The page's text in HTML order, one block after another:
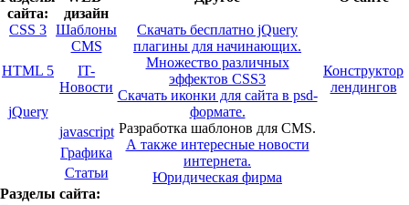
сайта:
дизайн
CSS 3 Шаблоны
CMS
Скачать бесплатно jQuery
плагины для начинающих.
Множество различных
эффектов CSS3
Скачать иконки для сайта в psd-
формате.
Разработка шаблонов для CMS.
А также интересные новости
интернета.
Юридическая фирма
HTML 5
IT-
Новости
Конструктор
лендингов
jQuery
javascript
Графика
Статьи
Разделы сайта: